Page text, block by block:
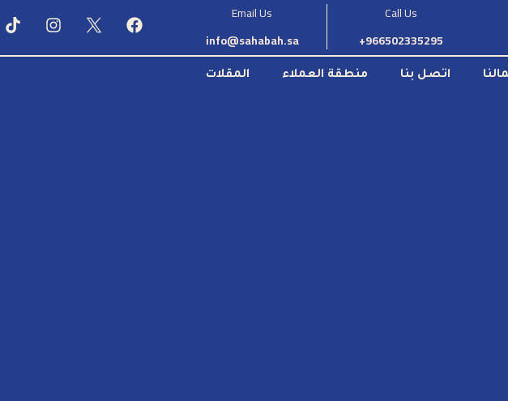
Call Us
966502335295+
Email Us
info@sahabah.sa
اتصل بنا منطقة العملاء المقلات